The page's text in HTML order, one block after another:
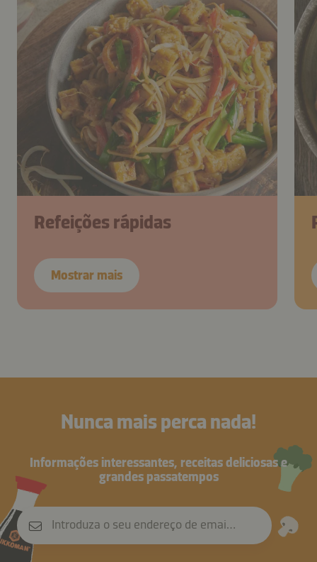
Refeições rápidas
Mostrar mais
Nunca mais perca nada!
Informações interessantes, receitas deliciosas e
grandes passatempos
Introduza o seu endereço de email